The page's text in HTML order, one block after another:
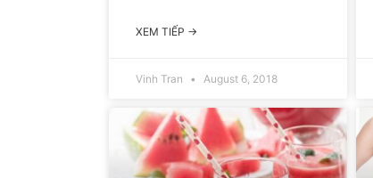
XEM TIẾP →
Vinh Tran August 6, 2018